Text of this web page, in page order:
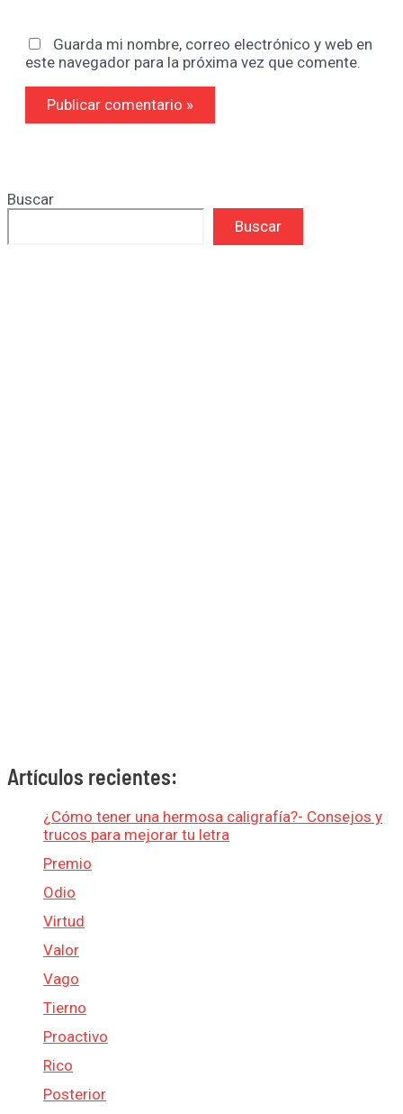
Guarda mi nombre, correo electrónico y web en
este navegador para la próxima vez que comente.
Buscar
Buscar
Artículos recientes:
¿Cómo tener una hermosa caligrafía?- Consejos y
trucos para mejorar tu letra
Premio
Odio
Virtud
Valor
Vago
Tierno
Proactivo
Rico
Posterior